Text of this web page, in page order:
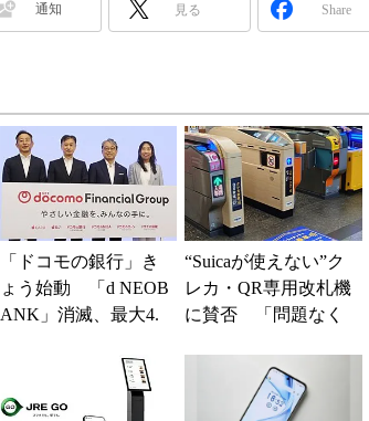
通知 見る Share
「ドコモの銀行」き
ょう始動 「d NEOB
ANK」消滅、最大4.
“Suicaが使えない”ク
レカ・QR専用改札機
に賛否 「問題なく
系ICの方がスムー...